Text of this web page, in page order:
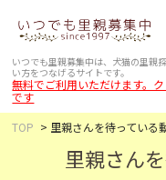
いつでも里親募集中は、犬猫の里親
い方をつなげるサイトです。
無料でご利用いただけます。
です
TOP
里親さんを待っている
里親さん